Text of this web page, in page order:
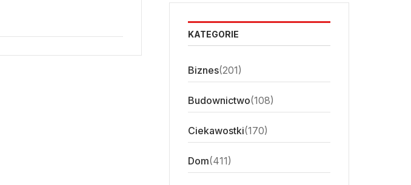
KATEGORIE
Biznes(201)
Budownictwo(108)
Ciekawostki(170)
Dom(411)